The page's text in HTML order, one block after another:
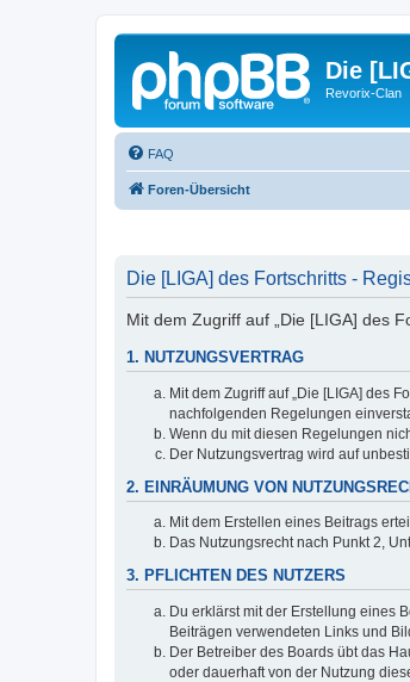
Die
Revorix-Clan
FAQ
Foren-Übersicht
Die [LIGA] des Fortschritts -
Mit dem Zugriff auf „Die [LIGA] des
1. NUTZUNGSVERTRAG
Mit dem Zugriff auf „Die [LIGA] des
nachfolgenden Regelungen
Wenn du mit diesen Regelungen
Der Nutzungsvertrag wird auf
2. EINRÄUMUNG VON
Mit dem Erstellen eines Beitrags
Das Nutzungsrecht nach Punkt 2,
3. PFLICHTEN DES NUTZERS
Du erklärst mit der Erstellung eines
Beiträgen verwendeten Links und
Der Betreiber des Boards übt das
oder dauerhaft von der Nutzung